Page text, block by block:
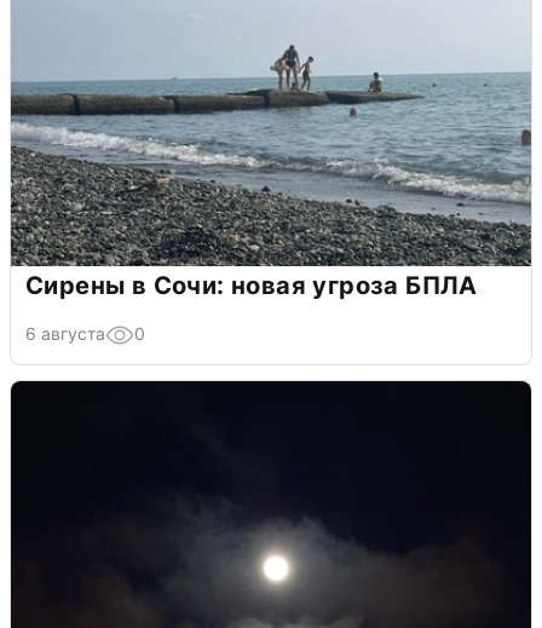
Сирены в Сочи: новая угроза БПЛА
6 августа 0